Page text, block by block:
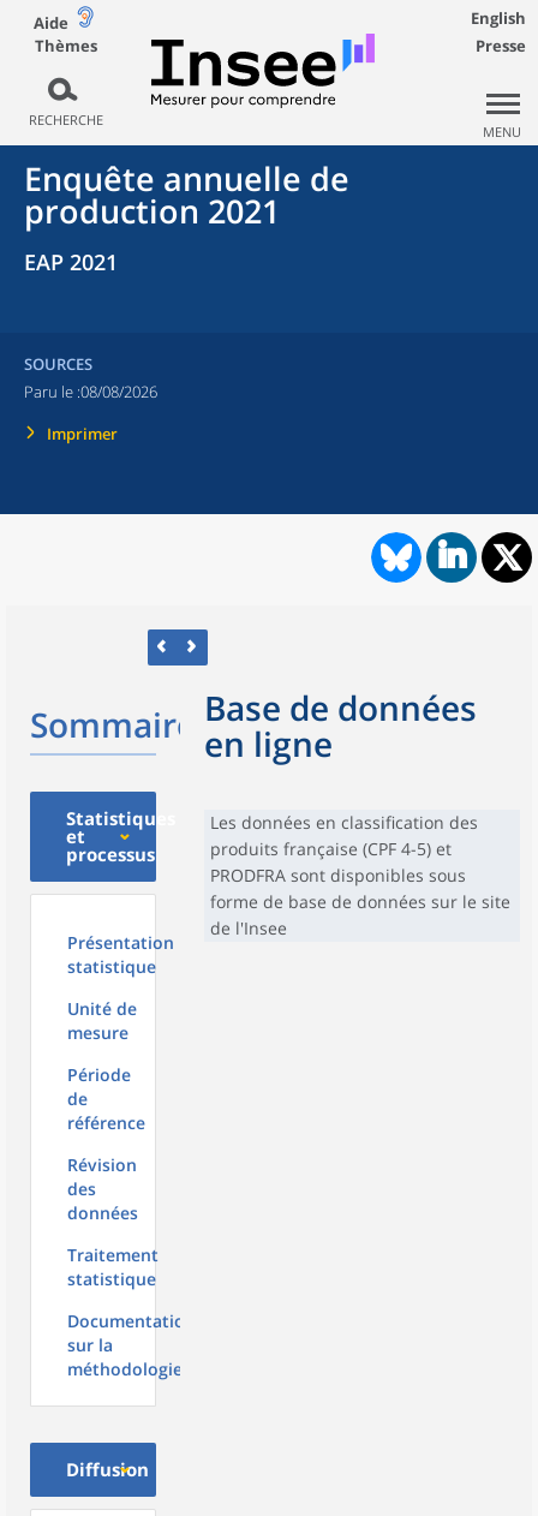
Aide
Thèmes
RECHERCHE
English
Presse
MENU
Enquête annuelle de
production 2021
EAP 2021
SOURCES
Paru le :08/08/2026
Imprimer
Sommaire
Statistiques
et
processus
Présentation
statistique
Unité de
mesure
Période
de
référence
Révision
des
données
Traitement
statistique
Documentation
sur la
méthodologie
Diffusion
Base de données
en ligne
Les données en classification des
produits française (CPF 4-5) et
PRODFRA sont disponibles sous
forme de base de données sur le site
de l'Insee